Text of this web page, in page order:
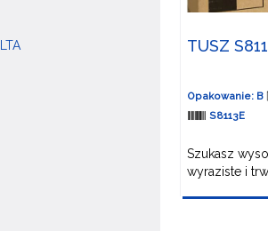
TUSZ
Opakowanie: B
S8113E
Szukasz
wyraziste i